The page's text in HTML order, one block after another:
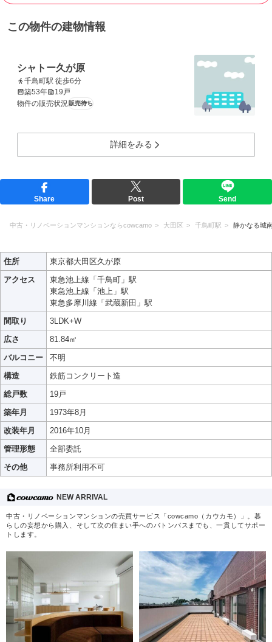
この物件の建物情報
シャトー久が原
千鳥町駅 徒歩6分
築53年
19戸
物件の販売状況販売待ち
詳細をみる
Share Post Send
中古・リノベーションマンションならcowcamo 大田区 千鳥町駅 静かなる城
住所
東京都大田区久が原
アクセス
東急池上線「千鳥町」駅
東急池上線「池上」駅
東急多摩川線「武蔵新田」駅
間取り
3LDK+W
広さ
81.84㎡
バルコニー
不明
構造
鉄筋コンクリート造
総戸数
19戸
築年月
1973年8月
改装年月
2016年10月
管理形態
全部委託
その他
事務所利用不可
NEW ARRIVAL
中古・リノベーションマンションの売買サービス「cowcamo（カウカモ）」。暮
らしの妄想から購入、そして次の住まい手へのバトンパスまでも、一貫してサポー
トします。